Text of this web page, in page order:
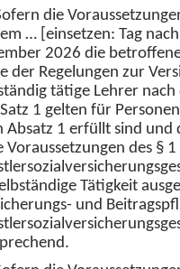
die
… [einsetzen: Tag
2026 die
der Regelungen zur
tätige Lehrer
1 gelten für
Absatz 1 erfüllt sind
Voraussetzungen des § 1
Tätigkeit
und